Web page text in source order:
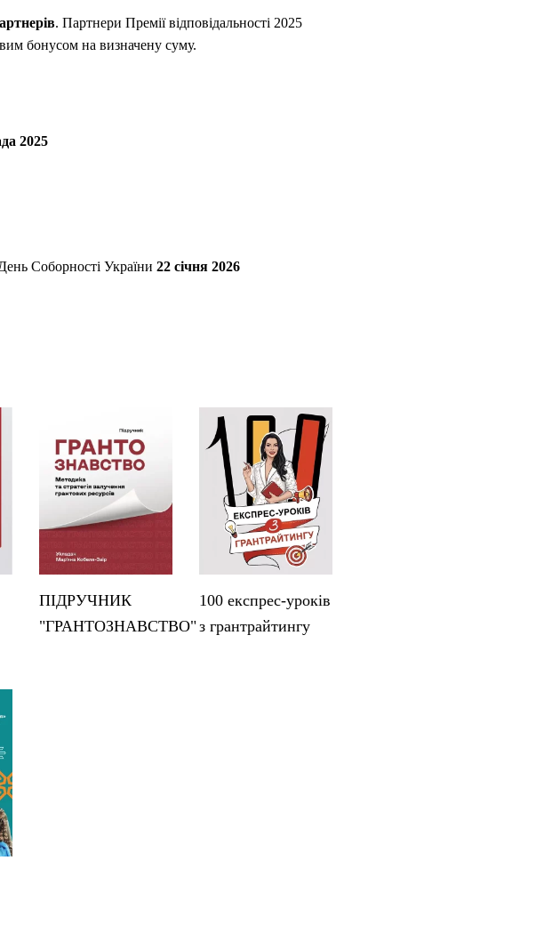
. Партнери Премії відповідальності 2025
бонусом на визначену суму.
2025
Соборності України 22 січня 2026
ПІДРУЧНИК
"ГРАНТОЗНАВСТВО"
100 експрес-уроків
з грантрайтингу